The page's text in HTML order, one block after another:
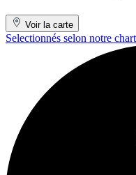
Voir la carte
Selectionnés selon notre